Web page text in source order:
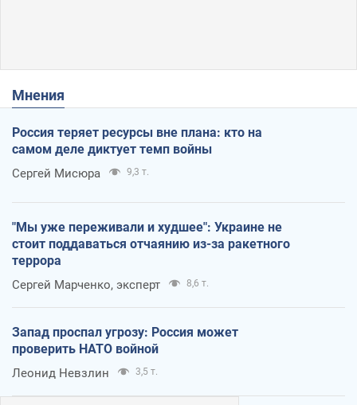
Мнения
Россия теряет ресурсы вне плана: кто на
самом деле диктует темп войны
Сергей Мисюра 9,3 т.
"Мы уже переживали и худшее": Украине не
стоит поддаваться отчаянию из-за ракетного
террора
Сергей Марченко, эксперт 8,6 т.
Запад проспал угрозу: Россия может
проверить НАТО войной
Леонид Невзлин 3,5 т.